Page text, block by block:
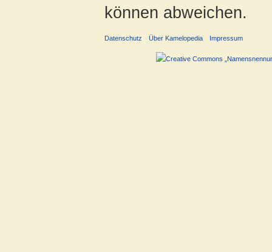
können abweichen.
Datenschutz Über Kamelopedia Impressum